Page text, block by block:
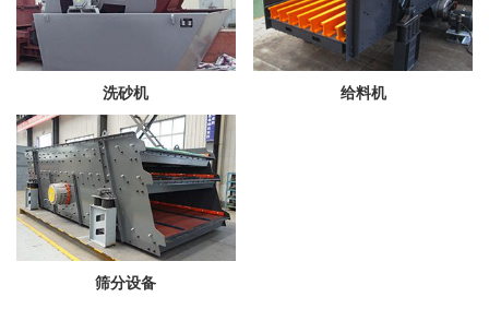
洗砂机 给料机
筛分设备